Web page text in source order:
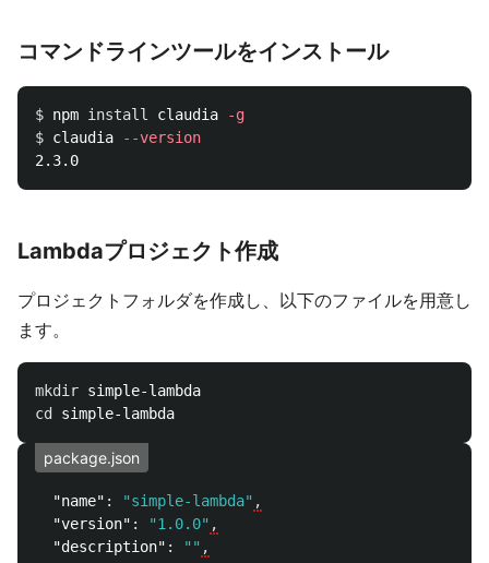
コマンドラインツールをインストール
$ npm install claudia
-g
$ claudia
--version
Lambdaプロジェクト作成
プロジェクトフォルダを作成し、以下のファイルを用意し
ます。
mkdir
cd
package.json
"name" : "simple-lambda" ,
"version" : "1.0.0" ,
"description" : "" ,